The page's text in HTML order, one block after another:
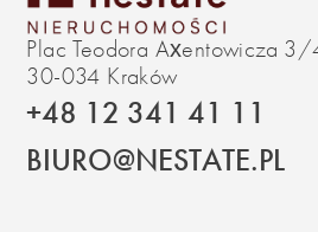
Plac Teodora Axentowicza 3/
30-034 Kraków
+48 12 341 41 11
BIURO@NESTATE.PL